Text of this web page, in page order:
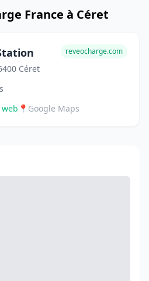
France à Céret
Céret
reveocharge.com
📍 Google Maps